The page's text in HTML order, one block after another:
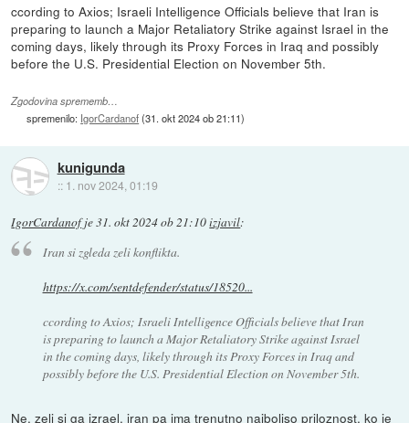
ccording to Axios; Israeli Intelligence Officials believe that Iran is
preparing to launch a Major Retaliatory Strike against Israel in the
coming days, likely through its Proxy Forces in Iraq and possibly
before the U.S. Presidential Election on November 5th.
Zgodovina sprememb…
spremenilo: IgorCardanof(31. okt 2024 ob 21:11)
kunigunda
:: 1. nov 2024, 01:19
IgorCardanofje31. okt 2024 ob 21:10izjavil:
Iran si zgleda zeli konflikta.
https://x.com/sentdefender/status/18520...
ccording to Axios; Israeli Intelligence Officials believe that Iran
is preparing to launch a Major Retaliatory Strike against Israel
in the coming days, likely through its Proxy Forces in Iraq and
possibly before the U.S. Presidential Election on November 5th.
Ne, zeli si ga izrael, iran pa ima trenutno najboljso priloznost, ko je